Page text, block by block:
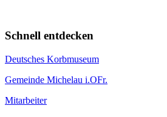
Schnell entdecken
Deutsches Korbmuseum
Gemeinde Michelau i.OFr.
Mitarbeiter